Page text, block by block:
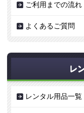
ご利用までの流れ
よくあるご質問
レ
レンタル用品一覧